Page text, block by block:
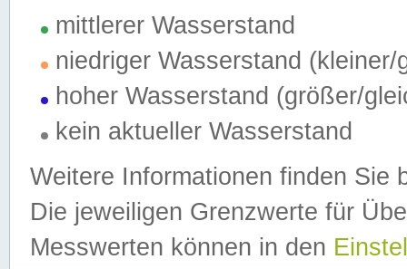
mittlerer Wasserstand
niedriger Wasserstand (kleiner/
hoher Wasserstand (größer/
kein aktueller Wasserstand
Weitere Informationen finden Sie
Die jeweiligen Grenzwerte für
Messwerten können in den